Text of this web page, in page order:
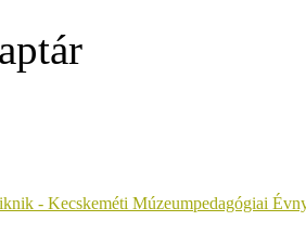
- Kecskeméti Múzeumpedagógiai